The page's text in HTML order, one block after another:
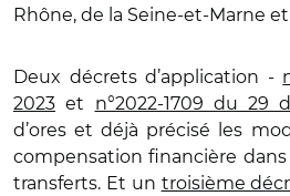
Rhône, de la Seine-et-Marne
Deux décrets d’application -
2023 et n°2022-1709 du 29
d’ores et déjà précisé les
compensation financière
transferts. Et un troisième